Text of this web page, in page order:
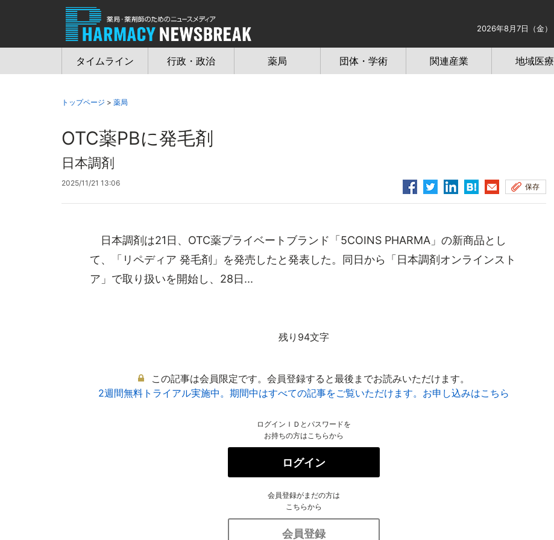
2026年8月7日（金）
タイムライン 行政・政治 薬局 団体・学術 関連産業 地域医療
トップページ > 薬局
OTC薬PBに発毛剤
日本調剤
2025/11/21 13:06 保存
日本調剤は21日、OTC薬プライベートブランド「5COINS PHARMA」の新商品とし
て、「リペディア 発毛剤」を発売したと発表した。同日から「日本調剤オンラインスト
ア」で取り扱いを開始し、28日...
残り94文字
この記事は会員限定です。会員登録すると最後までお読みいただけます。
2週間無料トライアル実施中。期間中はすべての記事をご覧いただけます。お申し込みはこちら
ログインＩＤとパスワードを
お持ちの方はこちらから
ログイン
会員登録がまだの方は
こちらから
会員登録